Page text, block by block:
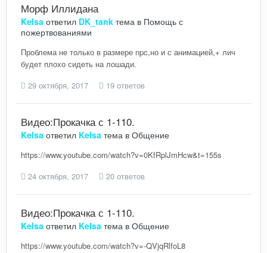
Морф Иллидана
Kelsa ответил DK_tank тема в Помощь с
пожертвованиями
Проблема не только в размере npc,но и с анимацией,+ лич
будет плохо сидеть на лошади.
29 октября, 2017
19 ответов
Видео:Прокачка с 1-110.
Kelsa ответил Kelsa тема в Общение
https://www.youtube.com/watch?v=0KfRplJmHcw&t=155s
24 октября, 2017
20 ответов
Видео:Прокачка с 1-110.
Kelsa ответил Kelsa тема в Общение
https://www.youtube.com/watch?v=-QVjqRlfoL8